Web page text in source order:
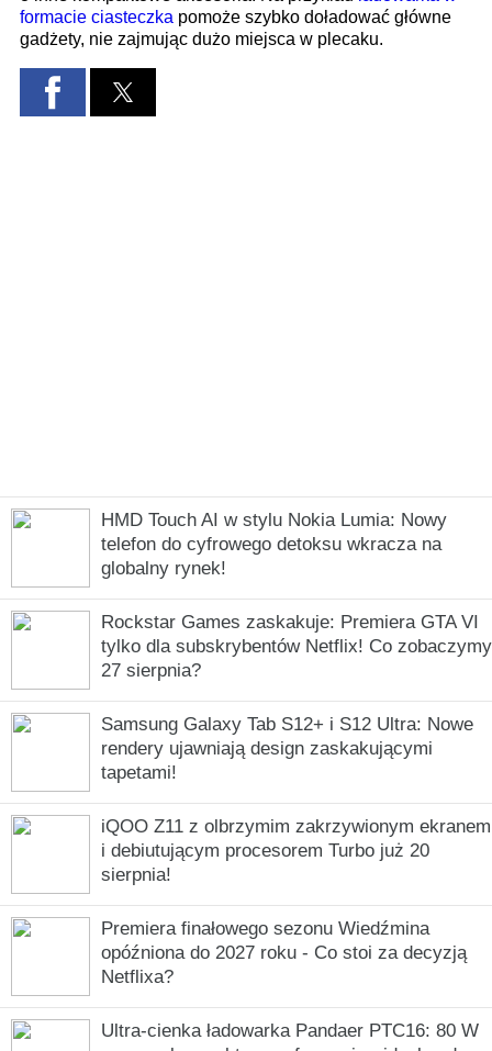
HMD Touch AI w stylu Nokia Lumia: Nowy
telefon do cyfrowego detoksu wkracza na
globalny rynek!
Rockstar Games zaskakuje: Premiera GTA VI
tylko dla subskrybentów Netflix! Co zobaczymy
27 sierpnia?
Samsung Galaxy Tab S12+ i S12 Ultra: Nowe
rendery ujawniają design zaskakującymi
tapetami!
iQOO Z11 z olbrzymim zakrzywionym ekranem
i debiutującym procesorem Turbo już 20
sierpnia!
Premiera finałowego sezonu Wiedźmina
opóźniona do 2027 roku - Co stoi za decyzją
Netflixa?
Ultra-cienka ładowarka Pandaer PTC16: 80 W